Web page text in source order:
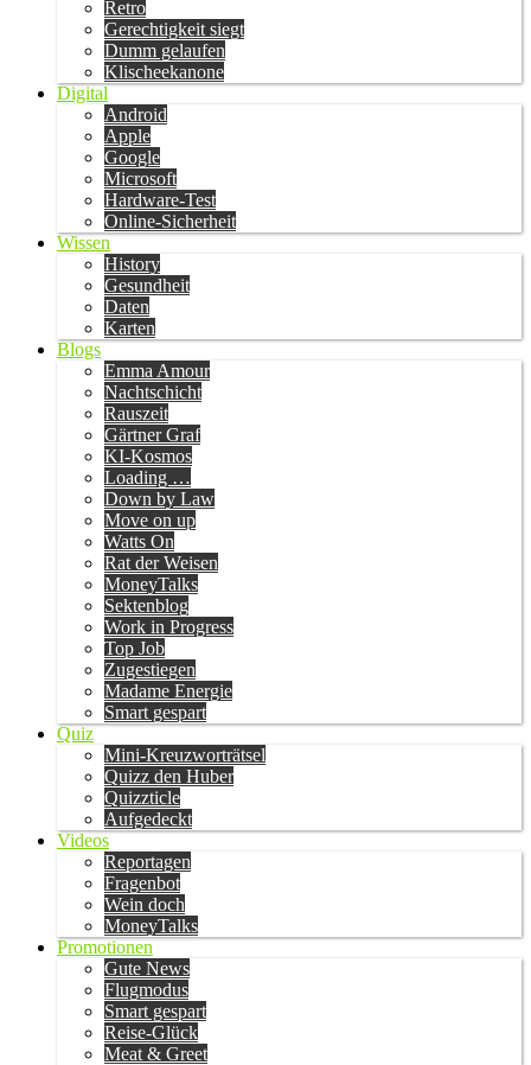
Retro
Gerechtigkeit siegt
Dumm gelaufen
Klischeekanone
Digital
Android
Apple
Google
Microsoft
Hardware-Test
Online-Sicherheit
Wissen
History
Gesundheit
Daten
Karten
Blogs
Emma Amour
Nachtschicht
Rauszeit
Gärtner Graf
KI-Kosmos
Loading …
Down by Law
Move on up
Watts On
Rat der Weisen
MoneyTalks
Sektenblog
Work in Progress
Top Job
Zugestiegen
Madame Energie
Smart gespart
Quiz
Mini-Kreuzworträtsel
Quizz den Huber
Quizzticle
Aufgedeckt
Videos
Reportagen
Fragenbot
Wein doch
MoneyTalks
Promotionen
Gute News
Flugmodus
Smart gespart
Reise-Glück
Meat & Greet